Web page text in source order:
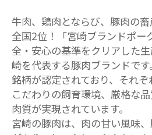
牛肉、鶏肉とならび、豚肉の
全国2位！「宮崎ブランドポー
全・安心の基準をクリアした
崎を代表する豚肉ブランドで
銘柄が認定されており、それ
こだわりの飼育環境、厳格な
肉質が実現されています。
宮崎の豚肉は、肉の甘い風味